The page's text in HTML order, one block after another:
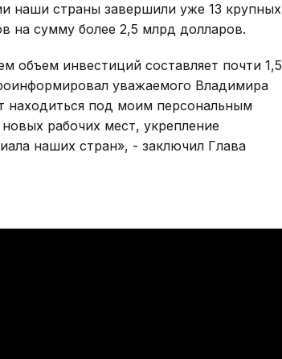
наши страны завершили уже 13 крупных
на сумму более 2,5 млрд долларов.
объем инвестиций составляет почти 1,5
уважаемого Владимира
находиться под моим персональным
рабочих мест, укрепление
наших стран», - заключил Глава